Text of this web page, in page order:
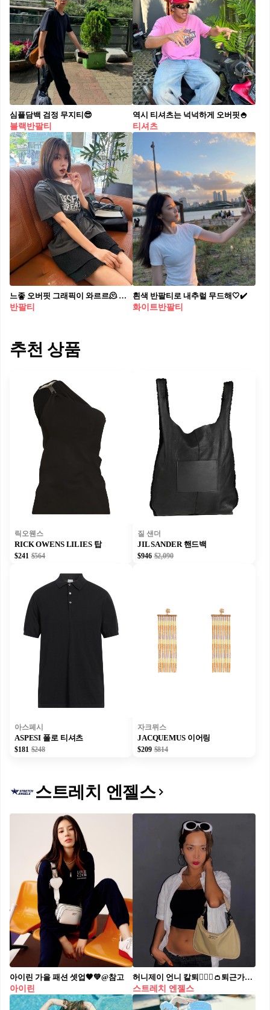
심플담백 검정 무지티😎
블랙반팔티
역시 티셔츠는 넉넉하게 오버핏🍚
티셔츠
느좋 오버핏 그래픽이 와르르🫠 티셔츠 장수가 알려주는 오버핏 티셔츠 활용법 알고가자🏹💡
반팔티
흰색 반팔티로 내추럴 무드해🤍✔️
화이트반팔티
추천 상품
릭오웬스
RICK OWENS LILIES 탑
$241 $564
질 샌더
JIL SANDER 핸드백
$946 $2,090
아스페시
ASPESI 폴로 티셔츠
$181 $248
자크뮈스
JACQUEMUS 이어링
$209 $814
스트레치 엔젤스
아이린 가을 패션 셋업🖤💚@참고
아이린
허니제이 언니 칼퇴🏃🏻‍♀️👛퇴근가방 스트레치엔젤스는 완판되서 감사 초대💌🔥@홀리뱅~ #광고
스트레치 엔젤스